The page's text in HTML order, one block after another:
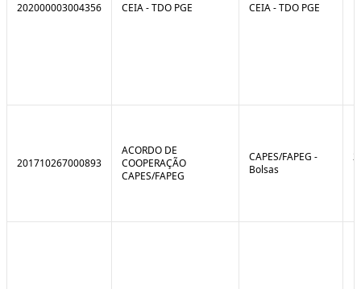
202000003004356 CEIA - TDO PGE CEIA - TDO PGE
201710267000893
ACORDO DE
COOPERAÇÃO
CAPES/FAPEG
CAPES/FAPEG -
Bolsas